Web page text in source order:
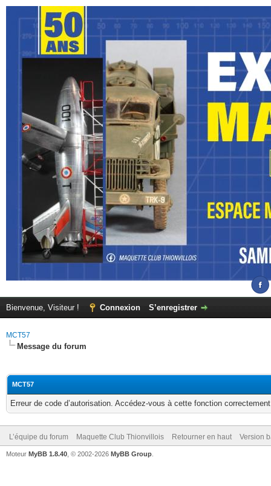
Bienvenue, Visiteur ! Connexion S’enregistrer
MCT57
Message du forum
MCT57
Erreur de code d’autorisation. Accédez-vous à cette fonction
L’équipe du forum Maquette Club Thionvillois Retourner en haut Version
Moteur MyBB 1.8.40 , © 2002-2026 MyBB Group